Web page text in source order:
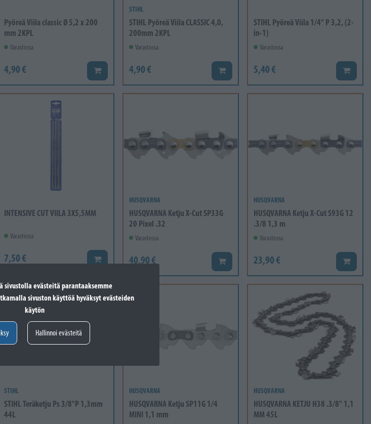
sivustolla evästeitä parantaaksemme
sivuston käyttöä hyväksyt evästeiden
käytön
Hallinnoi evästeitä
Pyöreä Viila classic Ø 5,2 x 200
mm 2KPL
Varastossa
4,90 € Lisää koriin
STIHL
STIHL Pyöreä Viila CLASSIC 4,0,
200mm 2KPL
Varastossa
4,90 € Lisää koriin
STIHL Pyöreä Viila 1/4" P 3,2, (2-
in-1)
Varastossa
5,40 € Lisää
INTENSIVE CUT VIILA 3X5,5MM
Varastossa
7,50 € Lisää koriin
HUSQVARNA
HUSQVARNA Ketju X-Cut SP33G
20 Pixel .32
Varastossa
40,90 € Lisää koriin
HUSQVARNA
HUSQVARNA Ketju X-Cut S93G 12
.3/8 1,3 m
Varastossa
23,90 € Lisää
STIHL
STIHL Teräketju Ps 3/8"P 1,3mm
44L
HUSQVARNA
HUSQVARNA Ketju SP11G 1/4
MINI 1,1 mm
HUSQVARNA
HUSQVARNA KETJU H38 .3/8" 1,1
MM 45L